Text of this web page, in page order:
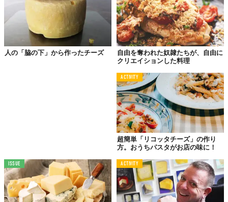
人の「脇の下」から作ったチーズ
自由を奪われた奴隷たちが、自由に
クリエイションした料理
ACTIVITY
超簡単「リコッタチーズ」の作り
方。おうちパスタがお店の味に！
ISSUE ACTIVITY